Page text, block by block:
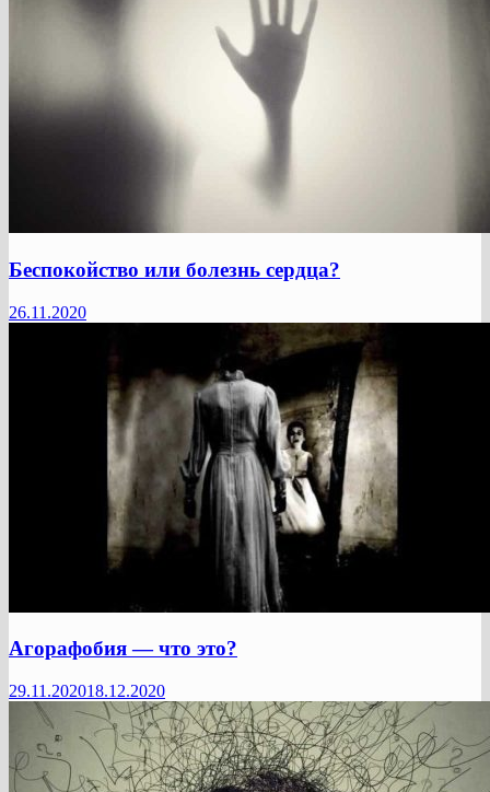
Беспокойство или болезнь сердца?
26.11.2020
Агорафобия — что это?
29.11.202018.12.2020